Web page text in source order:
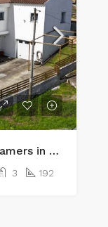
Exclusieve villa met 6 slaapkamers in Praia do Almoxarife, die een uitzonderlijke combinatie biedt van een levensstijl aan de kust, uitzicht op de bergen en een bewezen potentieel voor inkomsten uit toerisme.
3 192